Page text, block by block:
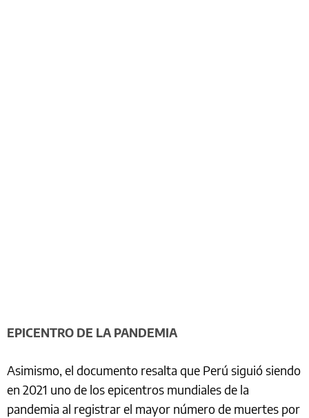
EPICENTRO DE LA PANDEMIA
Asimismo, el documento resalta que Perú siguió siendo
en 2021 uno de los epicentros mundiales de la
pandemia al registrar el mayor número de muertes por